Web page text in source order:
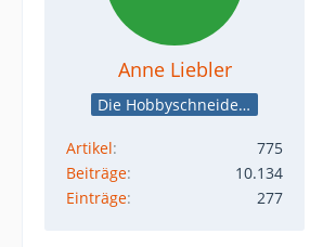
Anne Liebler
Die Hobbyschneiderin
Artikel
775
Beiträge
10.134
Einträge
277